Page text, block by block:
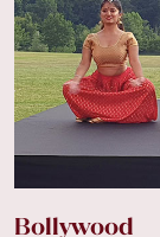
Bollywood